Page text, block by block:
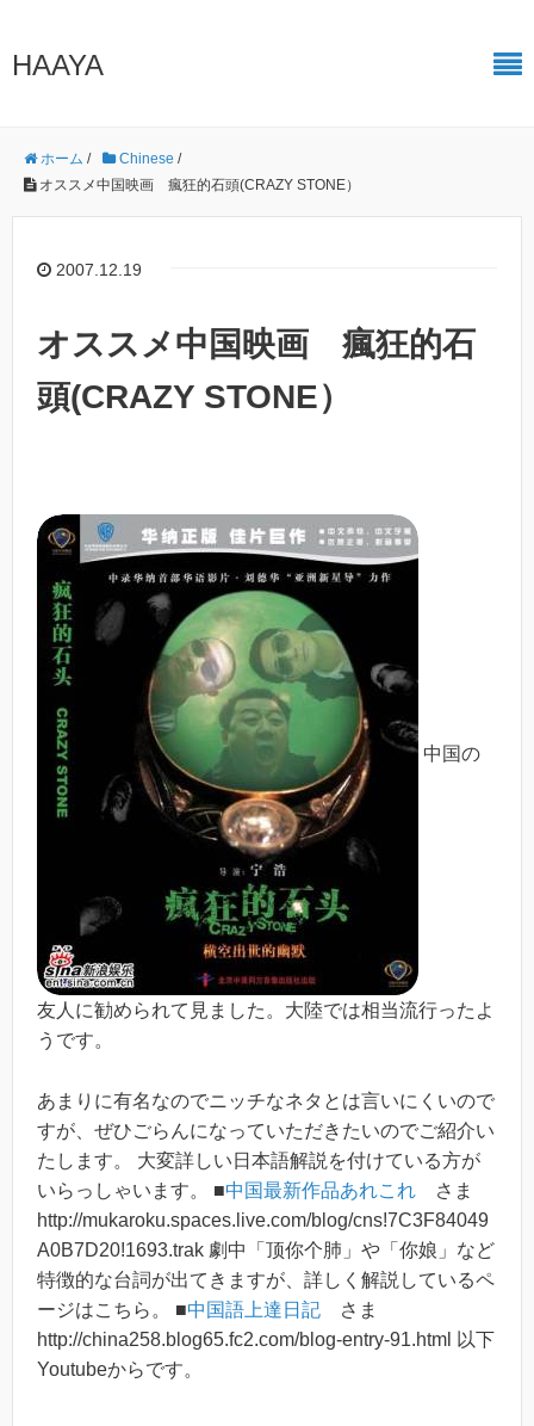
HAAYA
ホーム / Chinese /
オススメ中国映画 瘋狂的石頭(CRAZY STONE）
2007.12.19
オススメ中国映画 瘋狂的石
頭(CRAZY STONE）
中国の
友人に勧められて見ました。大陸では相当流行ったよ
うです。
あまりに有名なのでニッチなネタとは言いにくいので
すが、ぜひごらんになっていただきたいのでご紹介い
たします。 大変詳しい日本語解説を付けている方が
いらっしゃいます。 ■中国最新作品あれこれ さま
http://mukaroku.spaces.live.com/blog/cns!7C3F84049
A0B7D20!1693.trak 劇中「顶你个肺」や「你娘」など
特徴的な台詞が出てきますが、詳しく解説しているペ
ージはこちら。 ■中国語上達日記 さま
http://china258.blog65.fc2.com/blog-entry-91.html 以下
Youtubeからです。